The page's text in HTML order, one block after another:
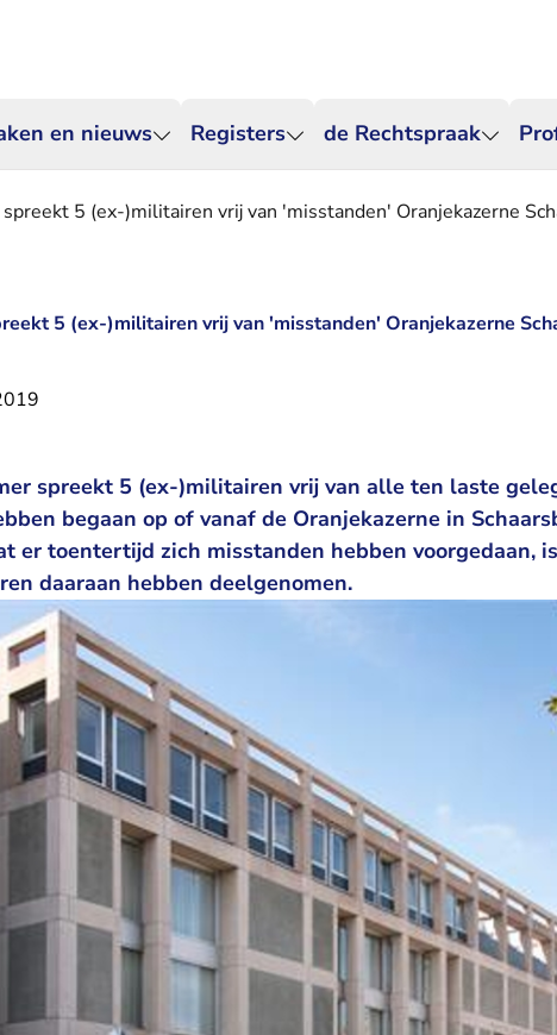
en nieuws Registers de Rechtspraak
5 (ex-)militairen vrij van 'misstanden' Oranjekazerne
5 (ex-)militairen vrij van 'misstanden' Oranjekazerne
spreekt 5 (ex-)militairen vrij van alle ten laste
begaan op of vanaf de Oranjekazerne in
er toentertijd zich misstanden hebben voorgedaan,
daaraan hebben deelgenomen.